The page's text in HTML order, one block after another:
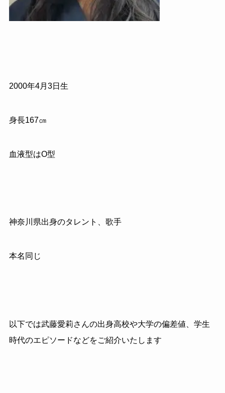
2000年4月3日生
身長167㎝
血液型はO型
神奈川県出身のタレント、歌手
本名同じ
以下では武藤愛莉さんの出身高校や大学の偏差値、学生
時代のエピソードなどをご紹介いたします